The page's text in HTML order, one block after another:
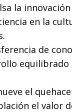
la
en la
de
el
el valor